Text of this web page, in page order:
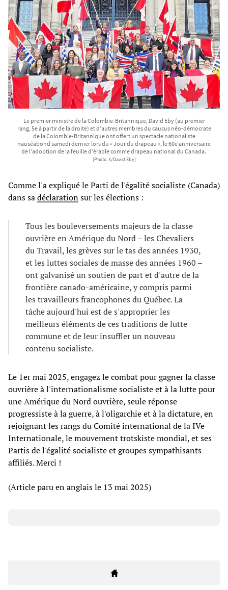
Le premier ministre de la Colombie-Britannique, David Eby (au premier
rang, 5e à partir de la droite) et d’autres membres du caucus néo-démocrate
de la Colombie-Britannique ont offert un spectacle nationaliste
nauséabond samedi dernier lors du « Jour du drapeau », le 60e anniversaire
de l’adoption de la feuille d’érable comme drapeau national du Canada.
[Photo: X/David Eby]
Comme l'a expliqué le Parti de l'égalité socialiste (Canada)
dans sadéclarationsur les élections :
Tous les bouleversements majeurs de la classe
ouvrière en Amérique du Nord – les Chevaliers
du Travail, les grèves sur le tas des années 1930,
et les luttes sociales de masse des années 1960 –
ont galvanisé un soutien de part et d'autre de la
frontière canado-américaine, y compris parmi
les travailleurs francophones du Québec. La
tâche aujourd'hui est de s'approprier les
meilleurs éléments de ces traditions de lutte
commune et de leur insuffler un nouveau
contenu socialiste.
Le 1er mai 2025, engagez le combat pour gagner la classe
ouvrière à l'internationalisme socialiste et à la lutte pour
une Amérique du Nord ouvrière, seule réponse
progressiste à la guerre, à l'oligarchie et à la dictature, en
rejoignant les rangs du Comité international de la IVe
Internationale, le mouvement trotskiste mondial, et ses
Partis de l'égalité socialiste et groupes sympathisants
affiliés. Merci !
(Article paru en anglais le 13 mai 2025)